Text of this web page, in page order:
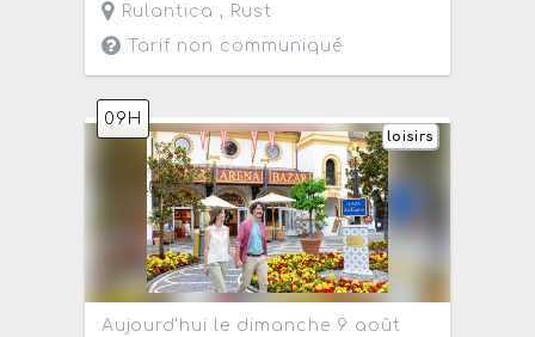
Rulantica , Rust
Tarif non communiqué
09H
loisirs
Aujourd'hui le dimanche 9 août